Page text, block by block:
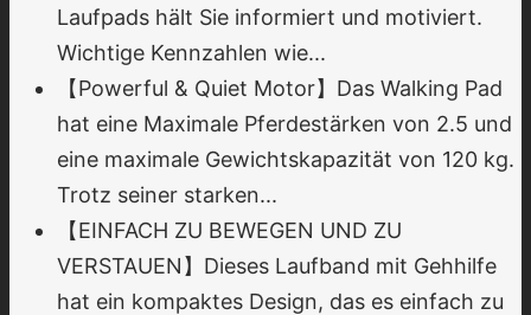
Laufpads hält Sie informiert und motiviert.
Wichtige Kennzahlen wie...
【Powerful & Quiet Motor】Das Walking Pad
hat eine Maximale Pferdestärken von 2.5 und
eine maximale Gewichtskapazität von 120 kg.
Trotz seiner starken...
【EINFACH ZU BEWEGEN UND ZU
VERSTAUEN】Dieses Laufband mit Gehhilfe
hat ein kompaktes Design, das es einfach zu